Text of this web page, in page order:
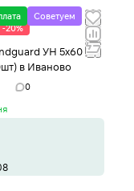
Советуем
-20%
УН 5х60 +
в Иваново
0